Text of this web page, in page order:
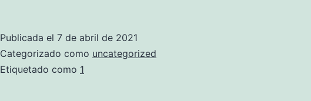
2020
Publicada el 7 de abril de 2021
Categorizado como uncategorized
Etiquetado como 1